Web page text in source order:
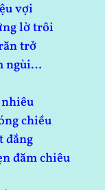
vợi
lờ trôi
trở
ngùi…
chiều
đắng
đăm chiêu